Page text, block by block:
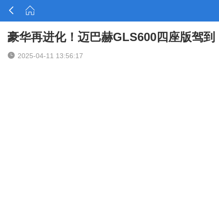
 
豪华再进化！迈巴赫GLS600四座版驾到
 2025-04-11 13:56:17